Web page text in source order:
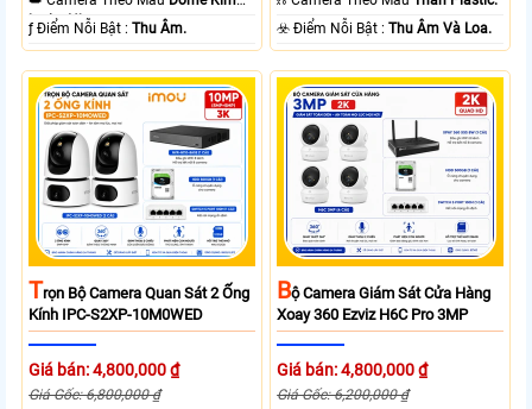
loại + Nhựa.
️ƒ Điểm Nỗi Bật :Thu Âm.
️☣️ Điểm Nỗi Bật :Thu Âm Và Loa.
TRọn Bộ Camera Quan Sát 2 Ống
Kính IPC-S2XP-10M0WED
Giá bán: 4,800,000 ₫
Giá Gốc: 6,800,000 ₫
BỘ Camera Giám Sát Cửa Hàng
Xoay 360 Ezviz H6C Pro 3MP
Giá bán: 4,800,000 ₫
Giá Gốc: 6,200,000 ₫